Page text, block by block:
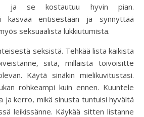
ja se kostautuu hyvin pian.
kasvaa entisestään ja synnyttää
seksuaalista lukkiutumista.
seksistä. Tehkää lista kaikista
siitä, millaista toivoisitte
Käytä sinäkin mielikuvitustasi.
rohkeampi kuin ennen. Kuuntele
ja kerro, mikä sinusta tuntuisi hyvältä
leikissänne. Käykää sitten listanne